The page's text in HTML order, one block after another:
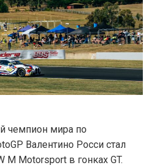
чемпион мира по
Валентино Росси стал
Motorsport в гонках GT.